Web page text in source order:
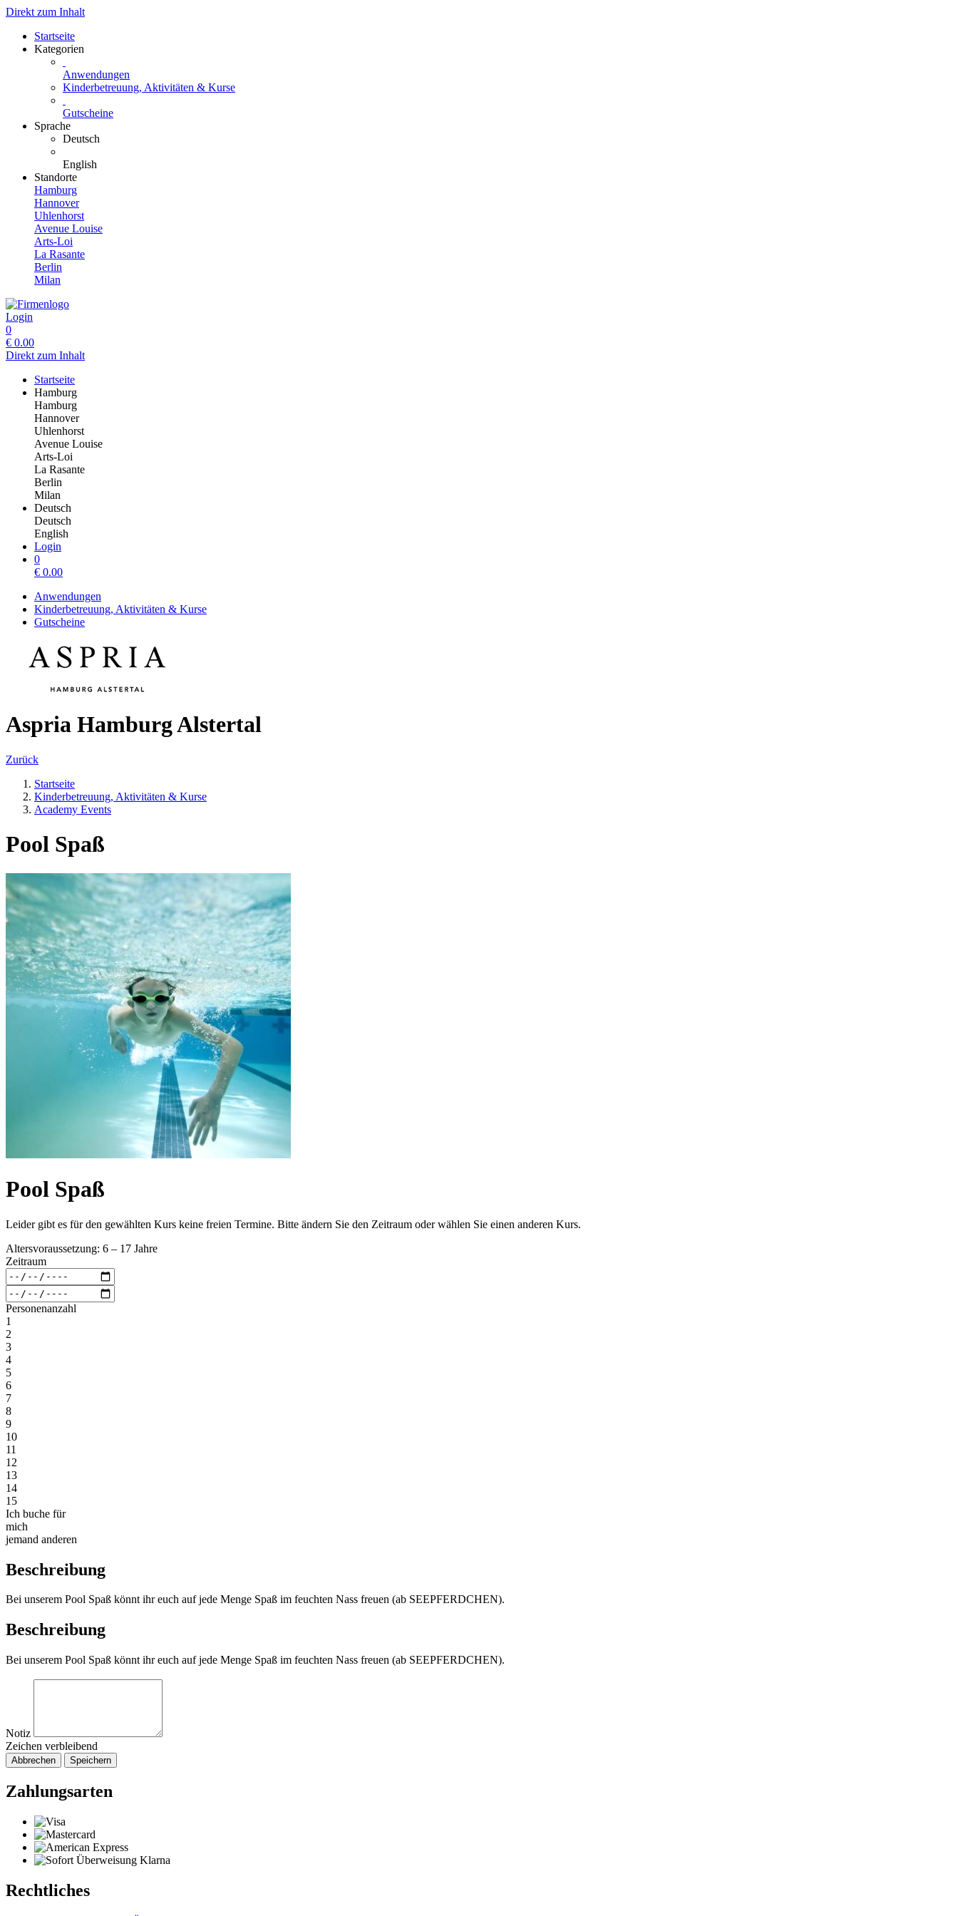
Direkt zum Inhalt
Startseite
Kategorien
Anwendungen
Kinderbetreuung, Aktivitäten & Kurse
Gutscheine
Sprache
Deutsch
English
Standorte
Hamburg
Hannover
Uhlenhorst
Avenue Louise
Arts-Loi
La Rasante
Berlin
Milan
Login
0
€ 0.00
Direkt zum Inhalt
Startseite
Hamburg
Hamburg
Hannover
Uhlenhorst
Avenue Louise
Arts-Loi
La Rasante
Berlin
Milan
Deutsch
Deutsch
English
Login
0
€ 0.00
Anwendungen
Kinderbetreuung, Aktivitäten & Kurse
Gutscheine
Aspria Hamburg Alstertal
Zurück
Startseite
Kinderbetreuung, Aktivitäten & Kurse
Academy Events
Pool Spaß
Pool Spaß
Leider gibt es für den gewählten Kurs keine freien Termine. Bitte ändern Sie den Zeitraum oder wählen Sie einen anderen Kurs.
Altersvoraussetzung: 6 – 17 Jahre
Zeitraum
Personenanzahl
1
2
3
4
5
6
7
8
9
10
11
12
13
14
15
Ich buche für
mich
jemand anderen
Beschreibung
Bei unserem Pool Spaß könnt ihr euch auf jede Menge Spaß im feuchten Nass freuen (ab SEEPFERDCHEN).
Beschreibung
Bei unserem Pool Spaß könnt ihr euch auf jede Menge Spaß im feuchten Nass freuen (ab SEEPFERDCHEN).
Notiz
Zeichen verbleibend
Abbrechen Speichern
Zahlungsarten
Rechtliches